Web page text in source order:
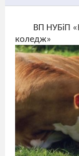
ВП НУБіП
коледж»